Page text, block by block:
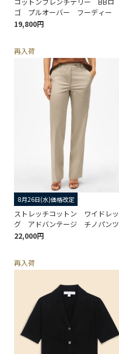
ゴ プルオーバー フーディー
19,800円
再入荷
8月26日(水)価格改定
ストレッチコットン ワイドレッ
グ アドバンテージ チノパンツ
22,000円
再入荷